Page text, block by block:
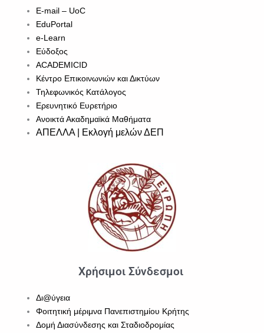
E-mail – UoC
EduPortal
e-Learn
Εύδοξος
ACADEMICID
Κέντρο Επικοινωνιών και Δικτύων
Τηλεφωνικός Κατάλογος
Ερευνητικό Ευρετήριο
Ανοικτά Ακαδημαϊκά Μαθήματα
ΑΠΕΛΛΑ | Εκλογή μελών ΔΕΠ
Χρήσιμοι Σύνδεσμοι
Δι@ύγεια
Φοιτητική μέριμνα Πανεπιστημίου Κρήτης
Δομή Διασύνδεσης και Σταδιοδρομίας